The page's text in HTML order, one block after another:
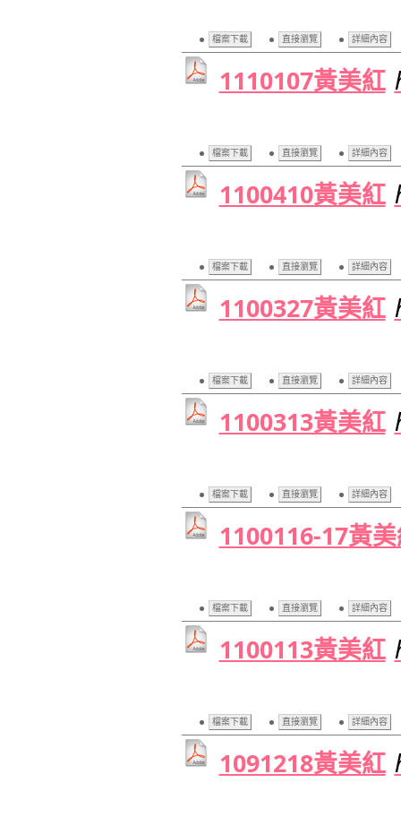
檔案下載 直接瀏覽 詳細內容
1110107黃美紅
檔案下載 直接瀏覽 詳細內容
1100410黃美紅
檔案下載 直接瀏覽 詳細內容
1100327黃美紅
檔案下載 直接瀏覽 詳細內容
1100313黃美紅
檔案下載 直接瀏覽 詳細內容
1100116-17黃
檔案下載 直接瀏覽 詳細內容
1100113黃美紅
檔案下載 直接瀏覽 詳細內容
1091218黃美紅